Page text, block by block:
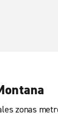
zonas